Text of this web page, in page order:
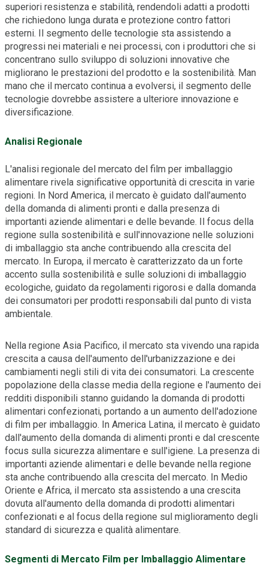
superiori resistenza e stabilità, rendendoli adatti a prodotti
che richiedono lunga durata e protezione contro fattori
esterni. Il segmento delle tecnologie sta assistendo a
progressi nei materiali e nei processi, con i produttori che si
concentrano sullo sviluppo di soluzioni innovative che
migliorano le prestazioni del prodotto e la sostenibilità. Man
mano che il mercato continua a evolversi, il segmento delle
tecnologie dovrebbe assistere a ulteriore innovazione e
diversificazione.
Analisi Regionale
L'analisi regionale del mercato del film per imballaggio
alimentare rivela significative opportunità di crescita in varie
regioni. In Nord America, il mercato è guidato dall'aumento
della domanda di alimenti pronti e dalla presenza di
importanti aziende alimentari e delle bevande. Il focus della
regione sulla sostenibilità e sull'innovazione nelle soluzioni
di imballaggio sta anche contribuendo alla crescita del
mercato. In Europa, il mercato è caratterizzato da un forte
accento sulla sostenibilità e sulle soluzioni di imballaggio
ecologiche, guidato da regolamenti rigorosi e dalla domanda
dei consumatori per prodotti responsabili dal punto di vista
ambientale.
Nella regione Asia Pacifico, il mercato sta vivendo una rapida
crescita a causa dell'aumento dell'urbanizzazione e dei
cambiamenti negli stili di vita dei consumatori. La crescente
popolazione della classe media della regione e l'aumento dei
redditi disponibili stanno guidando la domanda di prodotti
alimentari confezionati, portando a un aumento dell'adozione
di film per imballaggio. In America Latina, il mercato è guidato
dall'aumento della domanda di alimenti pronti e dal crescente
focus sulla sicurezza alimentare e sull'igiene. La presenza di
importanti aziende alimentari e delle bevande nella regione
sta anche contribuendo alla crescita del mercato. In Medio
Oriente e Africa, il mercato sta assistendo a una crescita
dovuta all'aumento della domanda di prodotti alimentari
confezionati e al focus della regione sul miglioramento degli
standard di sicurezza e qualità alimentare.
Segmenti di Mercato Film per Imballaggio Alimentare